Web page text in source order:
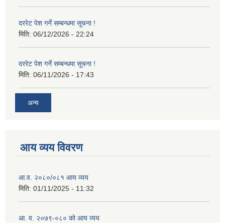
दररेट पेश गर्ने सम्बन्धमा सूचना !
मिति: 06/12/2026 - 22:24
दररेट पेश गर्ने सम्बन्धमा सूचना !
मिति: 06/11/2026 - 17:43
अन्य
आय व्यय विवरण
आ.व. २०८०/०८१ आय व्यय
मिति: 01/11/2025 - 11:32
आ. व. २०७९-०८० को आय व्यय